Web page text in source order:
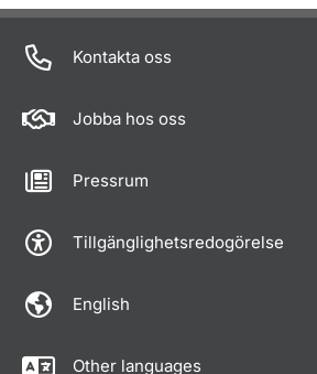
Om sidan
Kontakta oss
Jobba hos oss
Pressrum
Tillgänglighetsredogörelse
English
Other languages